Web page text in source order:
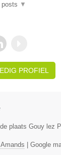
posts ▼
PROFIEL
plaats Gouy lez
Google